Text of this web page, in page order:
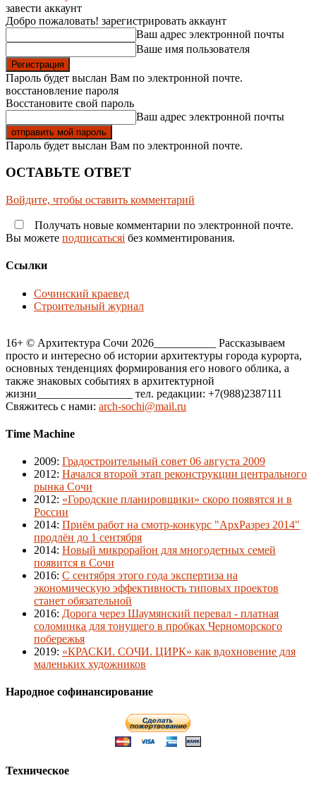
завести аккаунт
Добро пожаловать! зарегистрировать аккаунт
Ваш адрес электронной почты
Ваше имя пользователя
Пароль будет выслан Вам по электронной почте.
восстановление пароля
Восстановите свой пароль
Ваш адрес электронной почты
Пароль будет выслан Вам по электронной почте.
ОСТАВЬТЕ ОТВЕТ
Войдите, чтобы оставить комментарий
Получать новые комментарии по электронной почте.
Вы можете подписатьсяi без комментирования.
Ссылки
Сочинский краевед
Строительный журнал
16+ © Архитектура Сочи 2026___________ Рассказываем
просто и интересно об истории архитектуры города курорта,
основных тенденциях формирования его нового облика, а
также знаковых событиях в архитектурной
жизни_________________ тел. редакции: +7(988)2387111
Свяжитесь с нами: arch-sochi@mail.ru
Time Machine
2009: Градостроительный совет 06 августа 2009
2012: Начался второй этап реконструкции центрального
рынка Сочи
2012: «Городские планировщики» скоро появятся и в
России
2014: Приём работ на смотр-конкурс "АрхРазрез 2014"
продлён до 1 сентября
2014: Новый микрорайон для многодетных семей
появится в Сочи
2016: С сентября этого года экспертиза на
экономическую эффективность типовых проектов
станет обязательной
2016: Дорога через Шаумянский перевал - платная
соломинка для тонущего в пробках Черноморского
побережья
2019: «КРАСКИ. СОЧИ. ЦИРК» как вдохновение для
маленьких художников
Народное софинансирование
Техническое